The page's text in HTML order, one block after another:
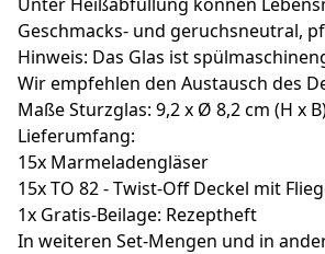
Geschmacks- und geruchsneutral,
Hinweis: Das Glas ist
Wir empfehlen den Austausch des
Maße Sturzglas: 9,2 x Ø 8,2 cm (H x
Lieferumfang:
15x Marmeladengläser
15x TO 82 - Twist-Off Deckel mit
1x Gratis-Beilage: Rezeptheft
In weiteren Set-Mengen und in